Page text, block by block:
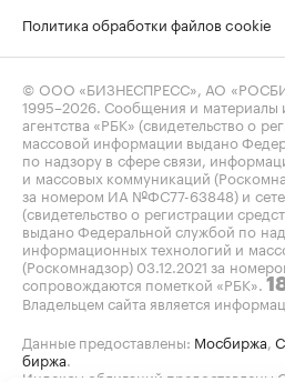
Политика обработки файлов cookie
© ООО «БИЗНЕСПРЕСС», АО
1995–2026 . Сообщения и
агентства «РБК» (свидетельство о
массовой информации выдано
по надзору в сфере связи,
и массовых коммуникаций
за номером ИА №ФС77-63848) и
(свидетельство о регистрации
выдано Федеральной службой по
информационных технологий и
(Роскомнадзор) 03.12.2021 за
сопровождаются пометкой «РБК».
Владельцем сайта является
Данные предоставлены: Мосбиржа
биржа
Индексы облигаций предоставлены